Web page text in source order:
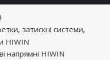
затискні системи,
HIWIN
напрямні HIWIN